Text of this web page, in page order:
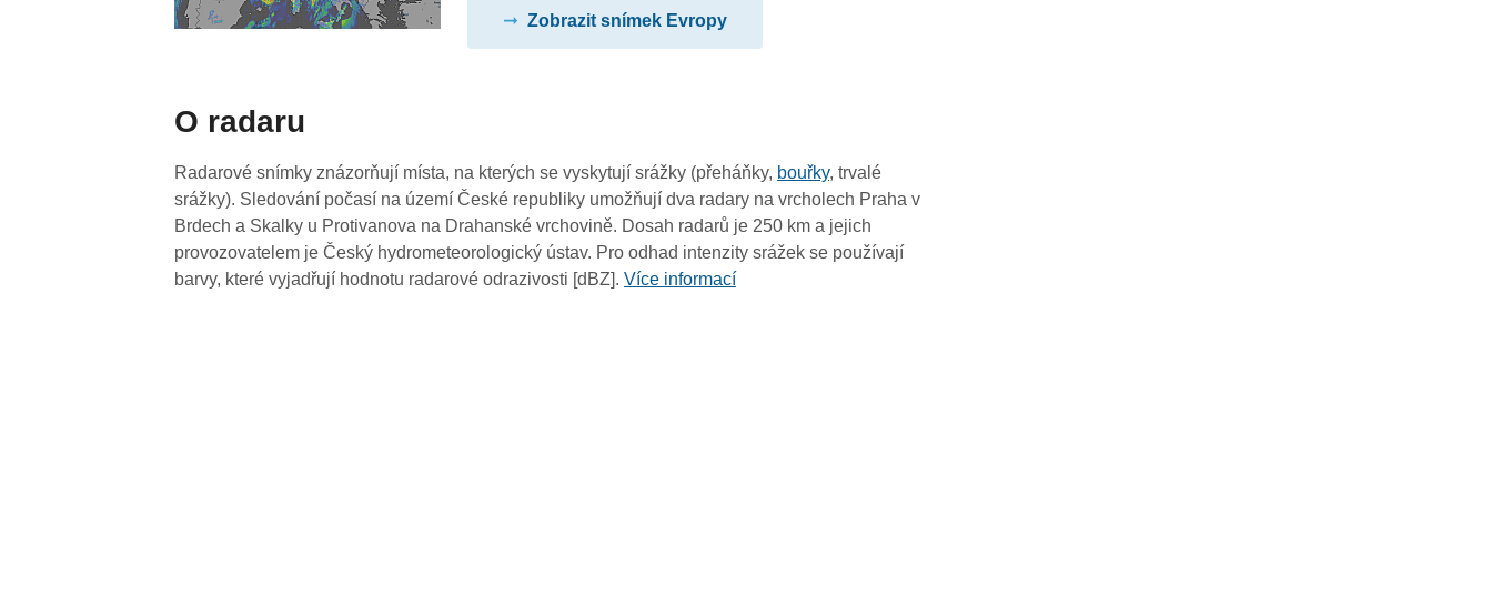
02:25
02:15
02:05
01:55
Zobrazit snímek Evropy
O radaru
Radarové snímky znázorňují místa, na kterých se vyskytují srážky (přeháňky, bouřky, trvalé
srážky). Sledování počasí na území České republiky umožňují dva radary na vrcholech Praha v
Brdech a Skalky u Protivanova na Drahanské vrchovině. Dosah radarů je 250 km a jejich
provozovatelem je Český hydrometeorologický ústav. Pro odhad intenzity srážek se používají
barvy, které vyjadřují hodnotu radarové odrazivosti [dBZ].Více informací